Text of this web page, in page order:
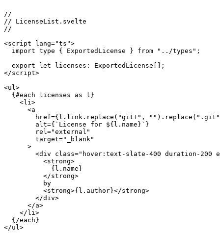
  return {
    status: 500
  };
}
// LicenseList.svelte
<script lang="ts">
  import type { ExportedLicense } from "../types";
  export let licenses: ExportedLicense[];
</script>
  {#each licenses as l}
      <a
href={l.link.replace("git+",
        alt={`License for ${l.name}`}
        rel="external"
        target="_blank"
<div class="hover:text-slate-400 duration-200
          <strong>
            {l.name}
          </strong>
          by
          <strong>{l.author}</strong>